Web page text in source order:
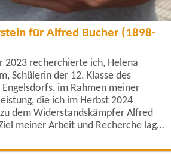
für Alfred Bucher (1898-
2023 recherchierte ich, Helena
Schülerin der 12. Klasse des
Engelsdorfs, im Rahmen meiner
die ich im Herbst 2024
dem Widerstandskämpfer Alfred
meiner Arbeit und Recherche lag
verfolgt wurde und damit zu